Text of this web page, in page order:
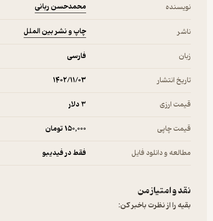
نویسنده محمدحسن ربانی
ناشر چاپ و نشر بین الملل
زبان فارسی
تاریخ انتشار ۱۴۰۲/۱۱/۰۳
قیمت ارزی 3 دلار
قیمت چاپی 150,000 تومان
مطالعه و دانلود فایل فقط در فیدیبو
نقد و امتیاز من
بقیه را از نظرت باخبر کن: